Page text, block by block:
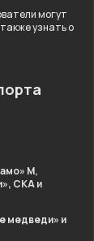
могут
узнать о
М,
СКА и
медведи» и